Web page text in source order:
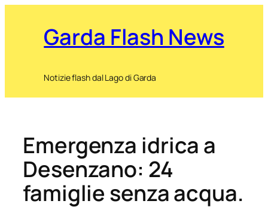
Garda Flash News
Notizie flash dal Lago di Garda
Emergenza idrica a
Desenzano: 24
famiglie senza acqua.